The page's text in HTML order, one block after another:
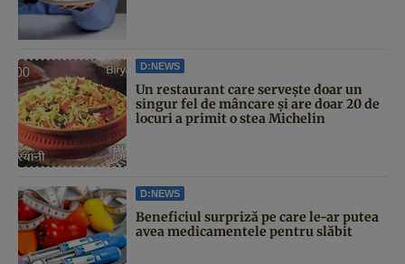
D:NEWS
Un restaurant care servește doar un
singur fel de mâncare și are doar 20 de
locuri a primit o stea Michelin
D:NEWS
Beneficiul surpriză pe care le-ar putea
avea medicamentele pentru slăbit